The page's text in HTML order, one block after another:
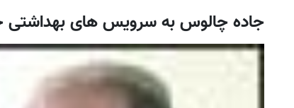
جاده چالوس به سرویس های بهداشتی